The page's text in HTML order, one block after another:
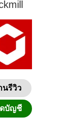
นรีวิว
ดบัญชี